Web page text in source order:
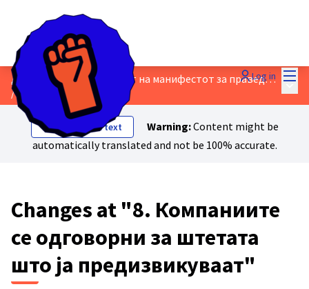
Log in
Дискутирајте го нацртот на манифестот за праведна транзиција!
/Proposals
Main
Show original text Warning:Content might be
automatically translated and not be 100% accurate.
Changes at "8. Компаниите
се одговорни за штетата
што ја предизвикуваат"